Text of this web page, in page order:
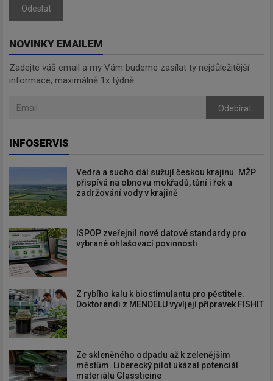
Odeslat
NOVINKY EMAILEM
Zadejte váš email a my Vám budeme zasílat ty nejdůležitější
informace, maximálně 1x týdně.
Odebírat
INFOSERVIS
Vedra a sucho dál sužují českou krajinu. MŽP
přispívá na obnovu mokřadů, tůní i řek a
zadržování vody v krajině
ISPOP zveřejnil nové datové standardy pro
vybrané ohlašovací povinnosti
Z rybího kalu k biostimulantu pro pěstitele.
Doktorandi z MENDELU vyvíjejí přípravek FISHIT
Ze skleněného odpadu až k zelenějším
městům. Liberecký pilot ukázal potenciál
materiálu Glassticine